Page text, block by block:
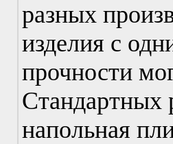
разных
изделия с
прочности
Стандартных
напольная